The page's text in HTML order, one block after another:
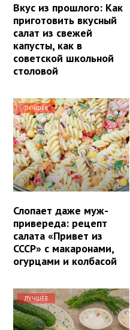
Вкус из прошлого: Как
приготовить вкусный
салат из свежей
капусты, как в
советской школьной
столовой
ЛУЧШЕЕ
Слопает даже муж-
привереда: рецепт
салата «Привет из
СССР» с макаронами,
огурцами и колбасой
ЛУЧШЕЕ